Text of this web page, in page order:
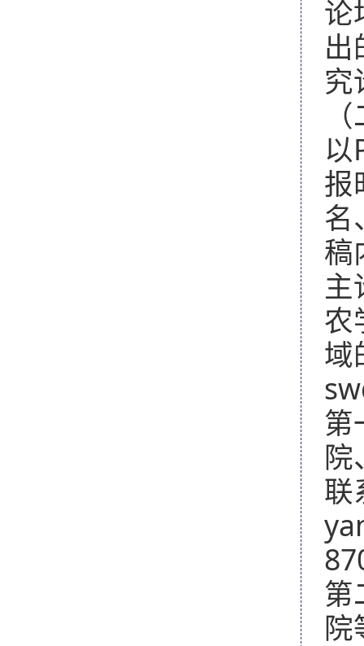
论
出
究
以
报
名
稿
主
农
域
第
院
联
第
院